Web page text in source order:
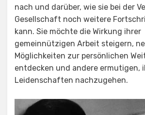
nach und darüber, wie sie bei der
Gesellschaft noch weitere
kann. Sie möchte die Wirkung ihrer
gemeinnützigen Arbeit steigern,
Möglichkeiten zur persönlichen
entdecken und andere ermutigen,
Leidenschaften nachzugehen.